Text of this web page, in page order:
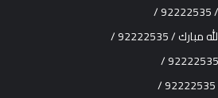
/
/ 92222535 /